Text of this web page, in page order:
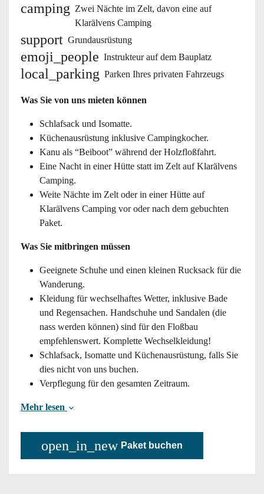
camping Zwei Nächte im Zelt, davon eine auf
Klarälvens Camping
support Grundausrüstung
emoji_people Instrukteur auf dem Bauplatz
local_parking Parken Ihres privaten Fahrzeugs
Was Sie von uns mieten können
Schlafsack und Isomatte.
Küchenausrüstung inklusive Campingkocher.
Kanu als “Beiboot” während der Holzfloßfahrt.
Eine Nacht in einer Hütte statt im Zelt auf Klarälvens
Camping.
Weite Nächte im Zelt oder in einer Hütte auf
Klarälvens Camping vor oder nach dem gebuchten
Paket.
Was Sie mitbringen müssen
Geeignete Schuhe und einen kleinen Rucksack für die
Wanderung.
Kleidung für wechselhaftes Wetter, inklusive Bade
und Regensachen. Handschuhe und Sandalen (die
nass werden können) sind für den Floßbau
empfehlenswert. Komplette Wechselkleidung!
Schlafsack, Isomatte und Küchenausrüstung, falls Sie
dies nicht von uns buchen.
Verpflegung für den gesamten Zeitraum.
Mehr lesen
open_in_new Paket buchen